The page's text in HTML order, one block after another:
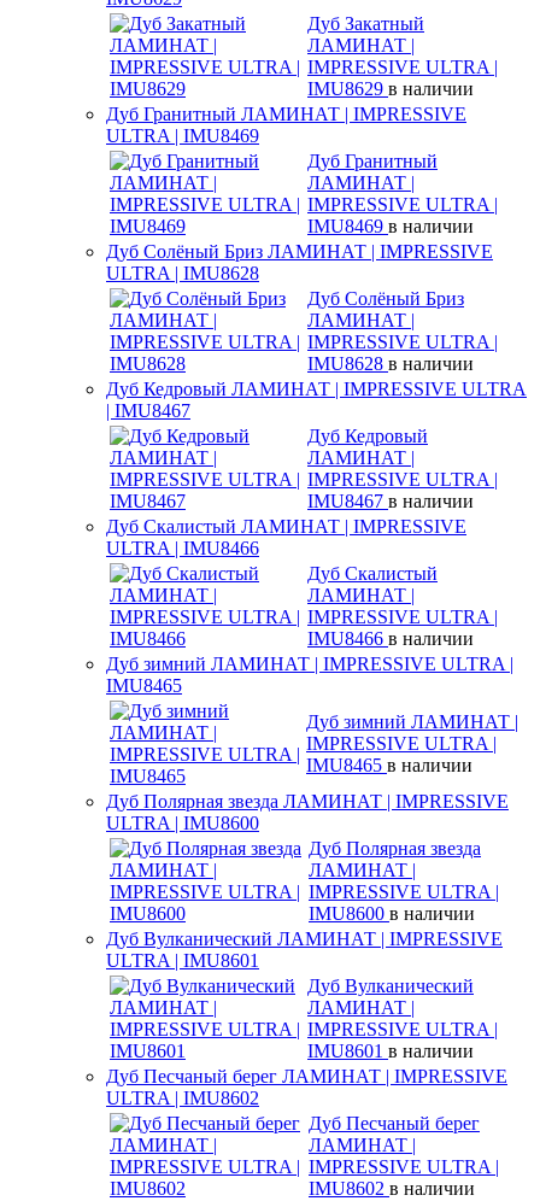
Дуб Закатный
ЛАМИНАТ |
IMPRESSIVE ULTRA |
IMU8629 в наличии
Дуб Гранитный ЛАМИНАТ | IMPRESSIVE
ULTRA | IMU8469
Дуб Гранитный
ЛАМИНАТ |
IMPRESSIVE ULTRA |
IMU8469 в наличии
Дуб Солёный Бриз ЛАМИНАТ | IMPRESSIVE
ULTRA | IMU8628
Дуб Солёный Бриз
ЛАМИНАТ |
IMPRESSIVE ULTRA |
IMU8628 в наличии
Дуб Кедровый ЛАМИНАТ | IMPRESSIVE ULTRA
| IMU8467
Дуб Кедровый
ЛАМИНАТ |
IMPRESSIVE ULTRA |
IMU8467 в наличии
Дуб Скалистый ЛАМИНАТ | IMPRESSIVE
ULTRA | IMU8466
Дуб Скалистый
ЛАМИНАТ |
IMPRESSIVE ULTRA |
IMU8466 в наличии
Дуб зимний ЛАМИНАТ | IMPRESSIVE ULTRA |
IMU8465
Дуб зимний ЛАМИНАТ |
IMPRESSIVE ULTRA |
IMU8465 в наличии
Дуб Полярная звезда ЛАМИНАТ | IMPRESSIVE
ULTRA | IMU8600
Дуб Полярная звезда
ЛАМИНАТ |
IMPRESSIVE ULTRA |
IMU8600 в наличии
Дуб Вулканический ЛАМИНАТ | IMPRESSIVE
ULTRA | IMU8601
Дуб Вулканический
ЛАМИНАТ |
IMPRESSIVE ULTRA |
IMU8601 в наличии
Дуб Песчаный берег ЛАМИНАТ | IMPRESSIVE
ULTRA | IMU8602
Дуб Песчаный берег
ЛАМИНАТ |
IMPRESSIVE ULTRA |
IMU8602 в наличии